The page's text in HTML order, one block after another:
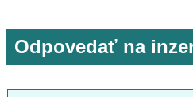
Odpovedať na